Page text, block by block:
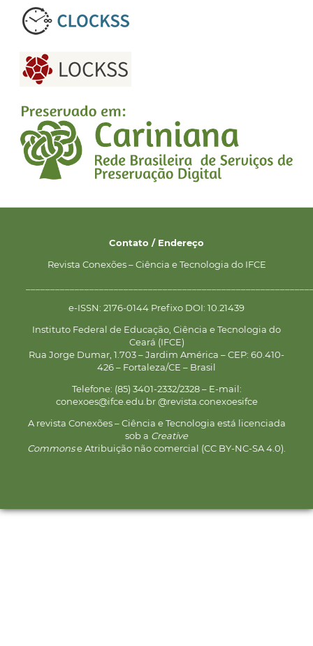
Contato / Endereço
Revista Conexões – Ciência e Tecnologia do IFCE
e-ISSN: 2176-0144 Prefixo DOI: 10.21439
Instituto Federal de Educação, Ciência e Tecnologia do
Ceará (IFCE)
Rua Jorge Dumar, 1.703 – Jardim América – CEP: 60.410-
426 – Fortaleza/CE – Brasil
Telefone: (85) 3401-2332/2328 – E-mail:
conexoes@ifce.edu.br @revista.conexoesifce
A revista Conexões – Ciência e Tecnologia está licenciada
sob a Creative
Commonse Atribuição não comercial (CC BY-NC-SA 4.0).